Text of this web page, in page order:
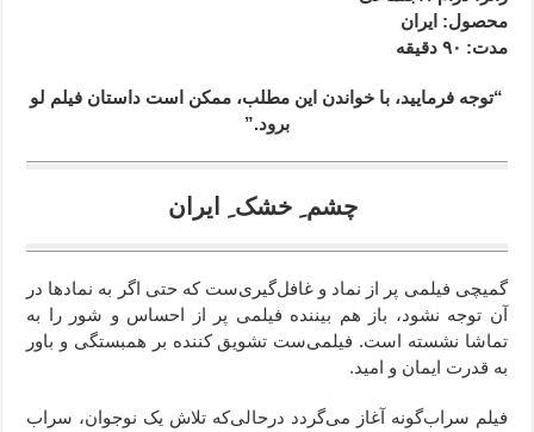
محصول: ایران
مدت: ۹۰ دقیقه
“توجه فرمایید،‌ با خواندن این مطلب، ممکن است داستان فیلم لو
برود.”
گمیچی فیلمی پر از نماد و غافل‌گیری‌ست که حتی اگر به نمادها در
آن توجه نشود، باز هم بیننده فیلمی پر از احساس و شور را به
تماشا نشسته است. فیلمی‌ست تشویق کننده بر همبستگی و باور
به قدرت ایمان و امید.
فیلم سراب‌گونه آغاز می‌گردد درحالی‌که تلاش یک نوجوان، سراب